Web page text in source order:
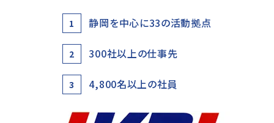
1 静岡を中心に33の活動拠点
2 300社以上の仕事先
3 4,800名以上の社員